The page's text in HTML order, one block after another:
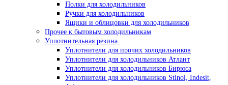
Полки для холодильников
Ручки для холодильников
Ящики и облицовки для холодильников
Прочее к бытовым холодильникам
Уплотнительная резина
Уплотнители для прочих холодильников
Уплотнители для холодильников Атлант
Уплотнители для холодильников Бирюса
Уплотнители для холодильников Stinol, Indesit,